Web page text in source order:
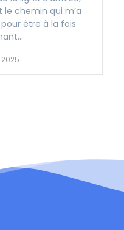
le chemin qui m’a
être à la fois